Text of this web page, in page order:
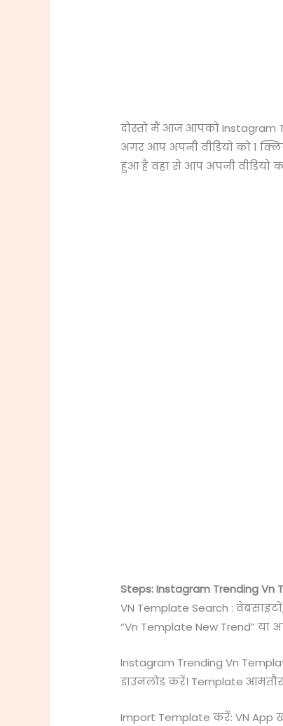
दोस्तो मैं आज आपको Instagram
अगर आप अपनी वीडियो को 1
हुआ है वहा से आप अपनी वीडियो
Steps: Instagram Trending Vn
VN Template Search :
“Vn Template New Trend”
Instagram Trending Vn
डाउनलोड करें। Template
Import Template करें: VN